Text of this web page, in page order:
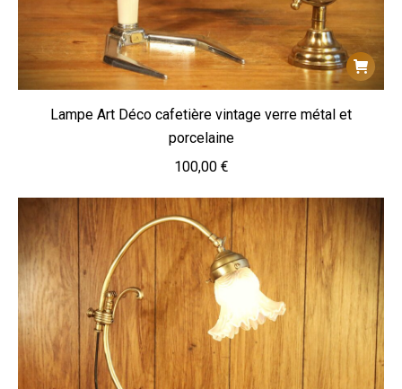
Lampe Art Déco cafetière vintage verre métal et
porcelaine
100,00 €